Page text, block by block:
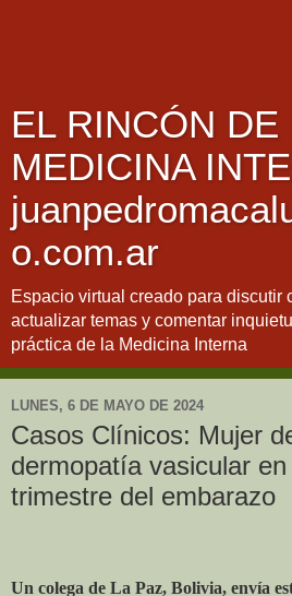
EL RINCÓN DE
MEDICINA
o.com.ar
Espacio virtual creado para discutir
actualizar temas y comentar
práctica de la Medicina Interna
LUNES, 6 DE MAYO DE 2024
Casos Clínicos: Mujer
dermopatía vasicular
trimestre del embarazo
Un colega de La Paz, Bolivia, envía